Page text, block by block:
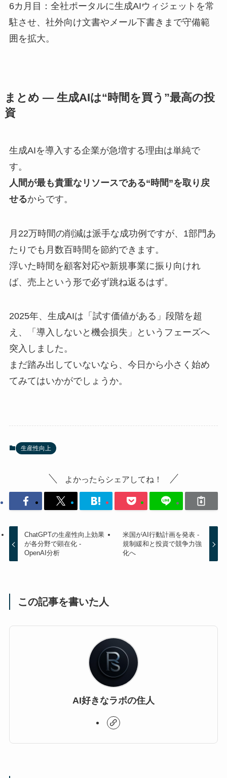
6カ月目：全社ポータルに生成AIウィジェットを常
駐させ、社外向け文書やメール下書きまで守備範
囲を拡大。
まとめ — 生成AIは“時間を買う”最高の投
資
生成AIを導入する企業が急増する理由は単純で
す。
人間が最も貴重なリソースである“時間”を取り戻
せるからです。
月22万時間の削減は派手な成功例ですが、1部門あ
たりでも月数百時間を節約できます。
浮いた時間を顧客対応や新規事業に振り向けれ
ば、売上という形で必ず跳ね返るはず。
2025年、生成AIは「試す価値がある」段階を超
え、「導入しないと機会損失」というフェーズへ
突入しました。
まだ踏み出していないなら、今日から小さく始め
てみてはいかがでしょうか。
生産性向上
よかったらシェアしてね！
ChatGPTの生産性向上効果
が各分野で顕在化 -
OpenAI分析
米国がAI行動計画を発表 -
規制緩和と投資で競争力強
化へ
この記事を書いた人
AI好きなラボの住人